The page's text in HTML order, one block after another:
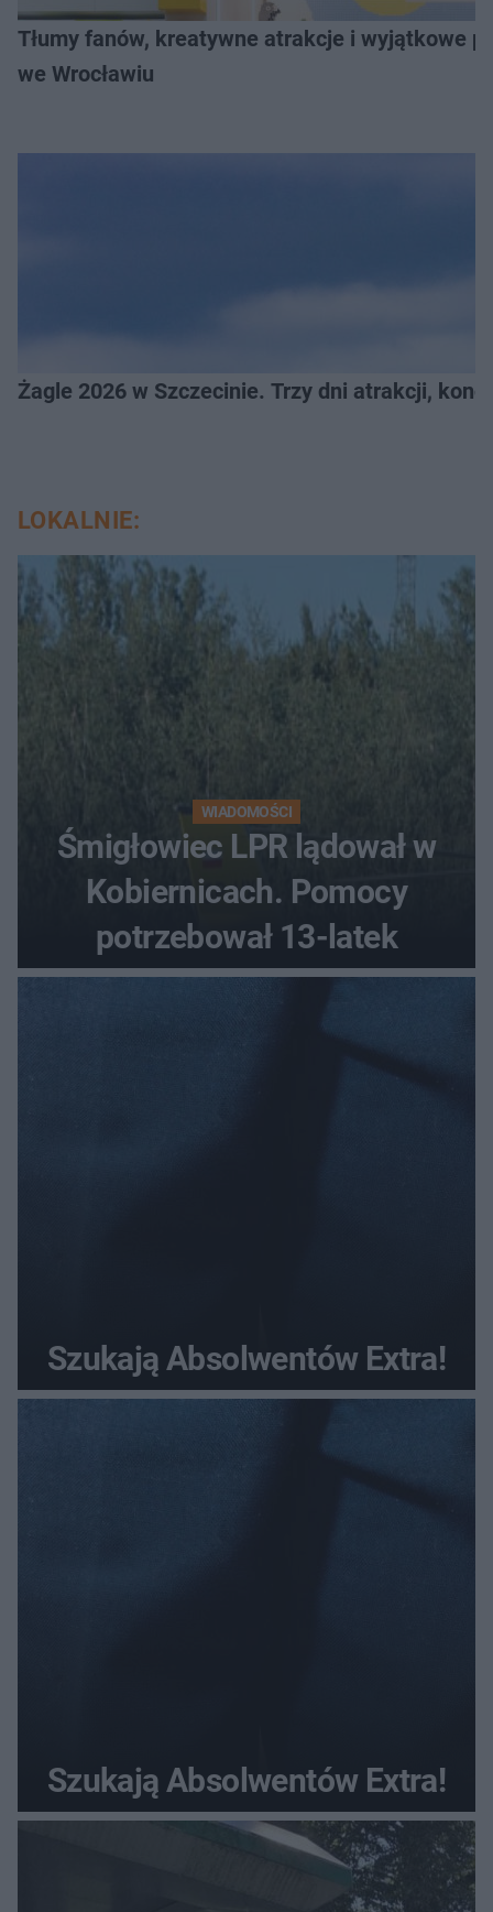
Tłumy fanów, kreatywne atrakcje i wyjątkowe
we Wrocławiu
Żagle 2026 w Szczecinie. Trzy dni atrakcji,
LOKALNIE:
WIADOMOŚCI
Śmigłowiec LPR lądował w
Kobiernicach. Pomocy
potrzebował 13-latek
Szukają Absolwentów Extra!
Szukają Absolwentów Extra!